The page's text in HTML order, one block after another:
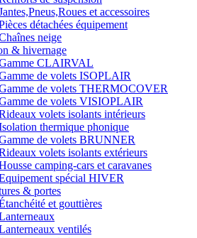
et accessoires
détachées équipement
neige
& hivernage
CLAIRVAL
de volets ISOPLAIR
de volets THERMOCOVER
de volets VISIOPLAIR
volets isolants intérieurs
thermique phonique
de volets BRUNNER
volets isolants extérieurs
camping-cars et caravanes
spécial HIVER
& portes
et gouttières
ventilés